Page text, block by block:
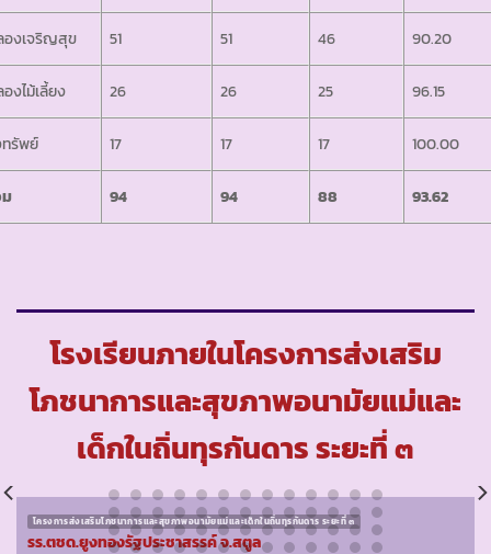
งเจริญสุข 51 51 46 90.20
งไม้เลี้ยง 26 26 25 96.15
รัพย์ 17 17 17 100.00
94 94 88 93.62
โรงเรียนภายในโครงการส่งเสริม
โภชนาการและสุขภาพอนามัยแม่และ
เด็กในถิ่นทุรกันดาร ระยะที่ ๓
โครงการส่งเสริมโภชนาการและสุขภาพอนามัยแม่และเด็กในถิ่นทุรกันดาร ระยะที่ ๓
รร.ตชด.ยูงทองรัฐประชาสรรค์ จ.สตูล